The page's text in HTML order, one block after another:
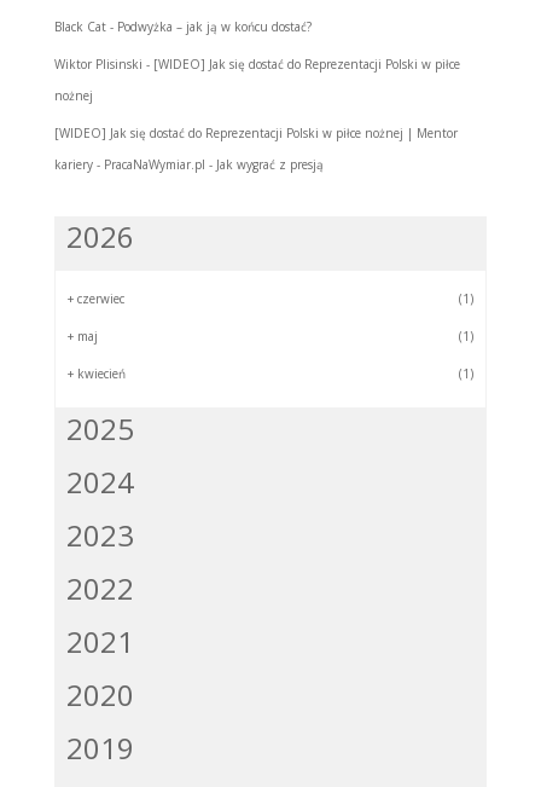
Black Cat- Podwyżka – jak ją w końcu dostać?
Wiktor Plisinski - [WIDEO] Jak się dostać do Reprezentacji Polski w piłce
nożnej
[WIDEO] Jak się dostać do Reprezentacji Polski w piłce nożnej | Mentor
kariery - PracaNaWymiar.pl - Jak wygrać z presją
2026
+ czerwiec (1)
+ maj (1)
+ kwiecień (1)
2025
2024
2023
2022
2021
2020
2019